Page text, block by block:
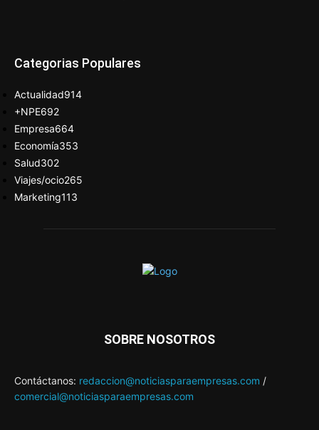
Categorias Populares
Actualidad914
+NPE692
Empresa664
Economía353
Salud302
Viajes/ocio265
Marketing113
SOBRE NOSOTROS
Contáctanos: redaccion@noticiasparaempresas.com /
comercial@noticiasparaempresas.com